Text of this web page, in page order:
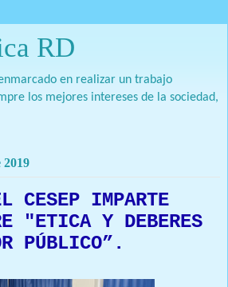
RD
en realizar un trabajo
los mejores intereses de la sociedad,
2019
CESEP IMPARTE
"ETICA Y DEBERES
PÚBLICO”.